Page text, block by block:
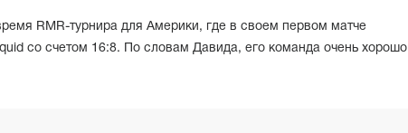
RMR-турнира для Америки, где в своем первом матче
со счетом 16:8. По словам Давида, его команда очень хорошо